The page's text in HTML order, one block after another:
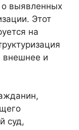
выявленных
Этот
на
внешнее и
суд,